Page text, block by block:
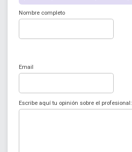
Nombre completo
Email
Escribe aquí tu opinión sobre el profesional: